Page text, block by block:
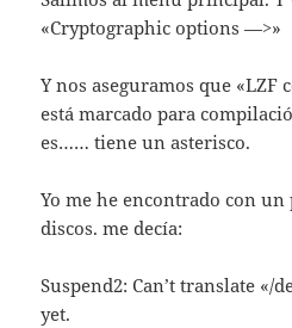
«Cryptographic options —>»
Y nos aseguramos que
está marcado para
es…… tiene un asterisco.
Yo me he encontrado con
discos. me decía:
Suspend2: Can’t translate «/
yet.